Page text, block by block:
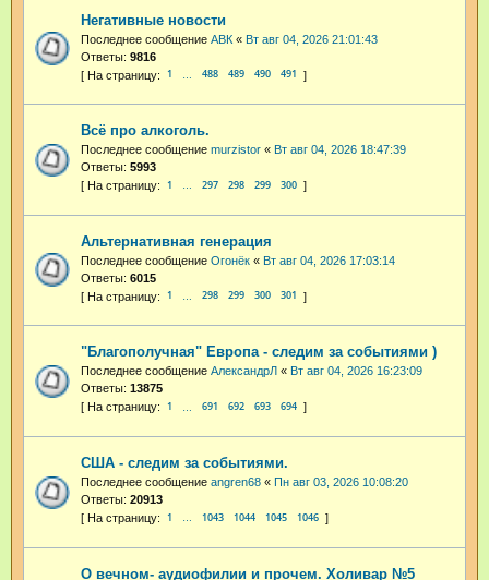
Негативные новости
Последнее сообщение АВК « Вт авг 04, 2026 21:01:43
Ответы: 9816
1 488 489 490 491
Всё про алкоголь.
Последнее сообщение murzistor « Вт авг 04, 2026 18:47:39
Ответы: 5993
1 … 297 298 299 300
Альтернативная генерация
Последнее сообщение Огонёк « Вт авг 04, 2026 17:03:14
Ответы: 6015
1 298 299 300 301
"Благополучная" Европа - следим за событиями )
Последнее сообщение АлександрЛ « Вт авг 04, 2026 16:23:09
Ответы: 13875
1 691 692 693 694
США - следим за событиями.
Последнее сообщение angren68 « Пн авг 03, 2026 10:08:20
Ответы: 20913
1 … 1043 1044 1045 1046
О вечном- аудиофилии и прочем. Холивар №5